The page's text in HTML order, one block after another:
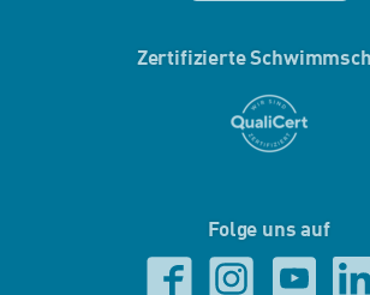
Zertifizierte
Folge uns auf